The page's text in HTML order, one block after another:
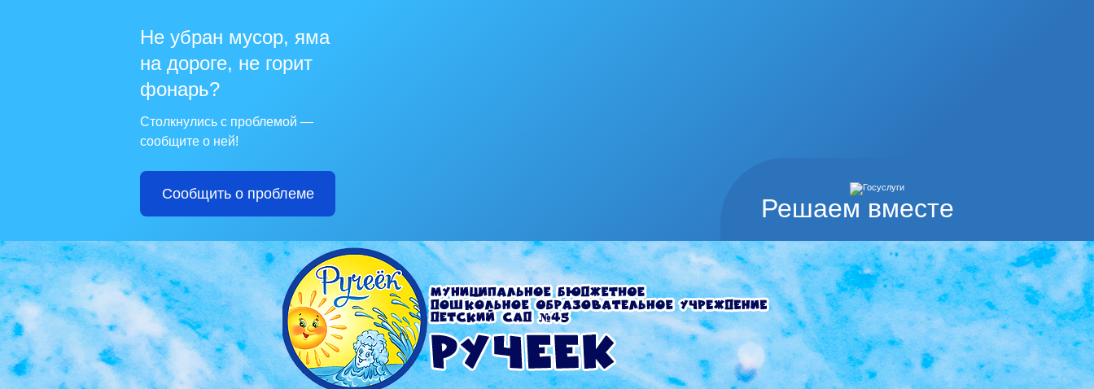
Решаем вместе
Не убран мусор, яма
на дороге, не горит
фонарь?
Столкнулись с проблемой —
сообщите о ней!
Сообщить о проблеме